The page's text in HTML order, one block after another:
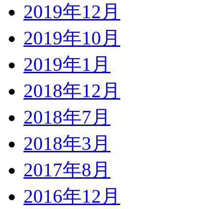
2019年12月
2019年10月
2019年1月
2018年12月
2018年7月
2018年3月
2017年8月
2016年12月